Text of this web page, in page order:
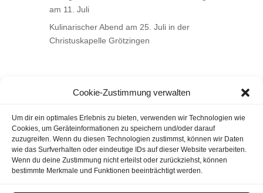
Cookie-Zustimmung verwalten
Um dir ein optimales Erlebnis zu bieten, verwenden wir Technologien wie
Cookies, um Geräteinformationen zu speichern und/oder darauf
zuzugreifen. Wenn du diesen Technologien zustimmst, können wir Daten
wie das Surfverhalten oder eindeutige IDs auf dieser Website verarbeiten.
Wenn du deine Zustimmung nicht erteilst oder zurückziehst, können
bestimmte Merkmale und Funktionen beeinträchtigt werden.
am 11. Juli
Kulinarischer Abend am 25. Juli in der
Christuskapelle Grötzingen